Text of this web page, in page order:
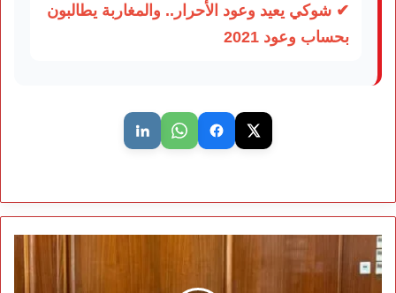
✔ شوكي يعيد وعود الأحرار.. والمغاربة يطالبون
بحساب وعود 2021
أديب
بنبراهيم
يقود